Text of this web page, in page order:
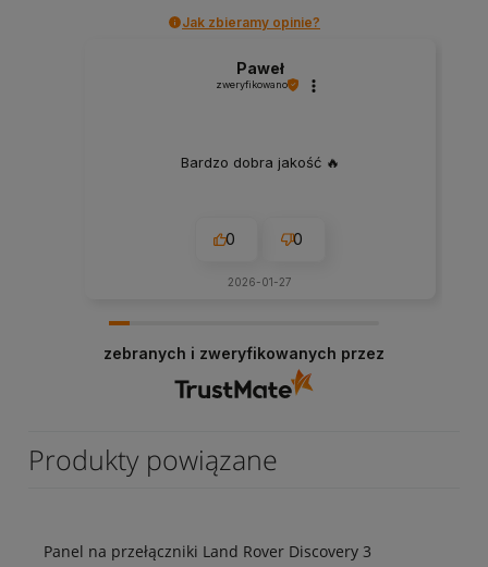
Jak zbieramy opinie?
Paweł
zweryfikowano
Bardzo dobra jakość 🔥
0 0
2026-01-27
zebranych i zweryfikowanych przez
Produkty powiązane
Panel na przełączniki Land Rover Discovery 3